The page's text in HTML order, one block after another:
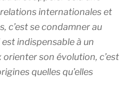
internationales et
c’est se condamner au
est indispensable à un
orienter son évolution, c’est
quelles qu’elles